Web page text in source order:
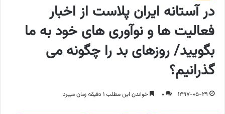
در آستانه ایران پلاست از اخبار
فعالیت ها و نوآوری های خود به ما
بگویید/ روزهای بد را چگونه می
گذرانیم؟
1397-05-29
0 خواندن این مطلب 1 دقیقه زمان میبرد